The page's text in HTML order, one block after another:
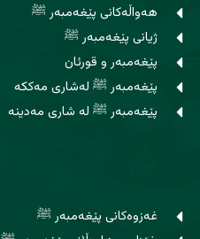
هەواڵەکانی پێغەمبەر ﷺ
ژیانی پێغەمبەر ﷺ
پێغەمبەر و قورئان
پێغەمبەر ﷺ لەشاری مەککە
پێغەمبەر ﷺ لە شاری مەدینە
غەزوەکانی پێغەمبەر ﷺ